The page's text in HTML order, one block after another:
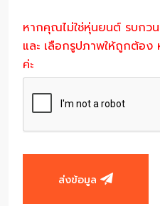
หากคุณไม่ใช่หุ่นยนต์ รบก
และ เลือกรูปภาพให้ถูกต้อ
ค่ะ
ส่งข้อมูล